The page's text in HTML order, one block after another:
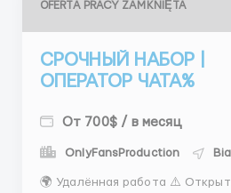
OFERTA PRACY ZAMKNIĘTA
СРОЧНЫЙ НАБОР |
ОПЕРАТОР ЧАТА%
От 700$ / в месяц
OnlyFansProduction
🌍 Удалённая работа ⚠️ Открыто всего 7 мест в